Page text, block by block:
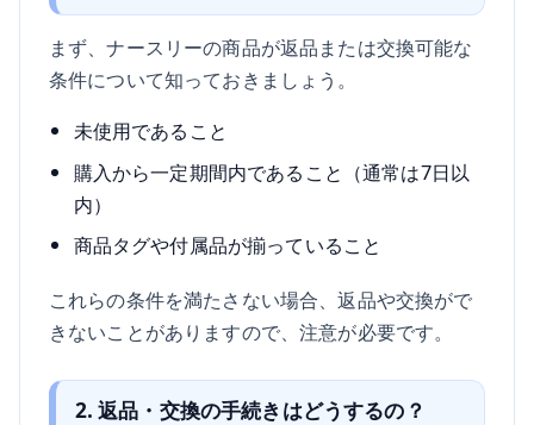
まず、ナースリーの商品が返品または交換可能な
条件について知っておきましょう。
未使用であること
購入から一定期間内であること（通常は7日以
内）
商品タグや付属品が揃っていること
これらの条件を満たさない場合、返品や交換がで
きないことがありますので、注意が必要です。
2. 返品・交換の手続きはどうするの？